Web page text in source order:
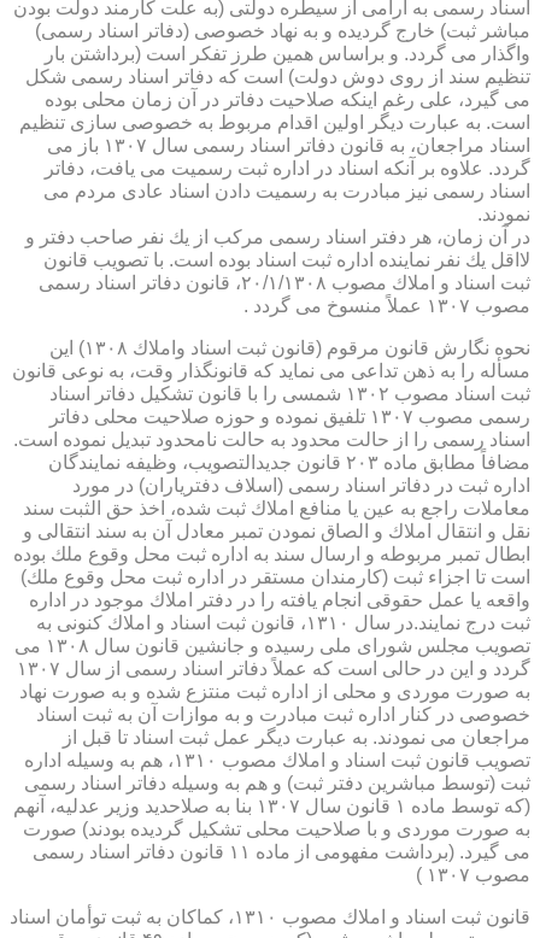
اسناد رسمی به آرامی از سیطره دولتی (به علت كارمند دولت بودن
مباشر ثبت) خارج گردیده و به نهاد خصوصی (دفاتر اسناد رسمی)
واگذار می گردد. و براساس همین طرز تفكر است (برداشتن بار
تنظیم سند از روی دوش دولت) است كه دفاتر اسناد رسمی شكل
می گیرد، علی رغم اینكه صلاحیت دفاتر در آن زمان محلی بوده
است. به عبارت دیگر اولین اقدام مربوط به خصوصی سازی تنظیم
اسناد مراجعان، به قانون دفاتر اسناد رسمی سال ۱۳۰۷ باز می
گردد. علاوه بر آنكه اسناد در اداره ثبت رسمیت می یافت، دفاتر
اسناد رسمی نیز مبادرت به رسمیت دادن اسناد عادی مردم می
نمودند.
در آن زمان، هر دفتر اسناد رسمی مركب از یك نفر صاحب دفتر و
لااقل یك نفر نماینده اداره ثبت اسناد بوده است. با تصویب قانون
ثبت اسناد و املاك مصوب ۲۰/۱/۱۳۰۸، قانون دفاتر اسناد رسمی
مصوب ۱۳۰۷ عملاً منسوخ می گردد .
نحوه نگارش قانون مرقوم (قانون ثبت اسناد واملاك ۱۳۰۸) این
مسأله را به ذهن تداعی می نماید كه قانونگذار وقت، به نوعی قانون
ثبت اسناد مصوب ۱۳۰۲ شمسی را با قانون تشكیل دفاتر اسناد
رسمی مصوب ۱۳۰۷ تلفیق نموده و حوزه صلاحیت محلی دفاتر
اسناد رسمی را از حالت محدود به حالت نامحدود تبدیل نموده است.
مضافاً مطابق ماده ۲۰۳ قانون جدیدالتصویب، وظیفه نمایندگان
اداره ثبت در دفاتر اسناد رسمی (اسلاف دفتریاران) در مورد
معاملات راجع به عین یا منافع املاك ثبت شده، اخذ حق الثبت سند
نقل و انتقال املاك و الصاق نمودن تمبر معادل آن به سند انتقالی و
ابطال تمبر مربوطه و ارسال سند به اداره ثبت محل وقوع ملك بوده
است تا اجزاء ثبت (كارمندان مستقر در اداره ثبت محل وقوع ملك)
واقعه یا عمل حقوقی انجام یافته را در دفتر املاك موجود در اداره
ثبت درج نمایند.در سال ۱۳۱۰، قانون ثبت اسناد و املاك كنونی به
تصویب مجلس شورای ملی رسیده و جانشین قانون سال ۱۳۰۸ می
گردد و این در حالی است كه عملاً دفاتر اسناد رسمی از سال ۱۳۰۷
به صورت موردی و محلی از اداره ثبت منتزع شده و به صورت نهاد
خصوصی در كنار اداره ثبت مبادرت و به موازات آن به ثبت اسناد
مراجعان می نمودند. به عبارت دیگر عمل ثبت اسناد تا قبل از
تصویب قانون ثبت اسناد و املاك مصوب ۱۳۱۰، هم به وسیله اداره
ثبت (توسط مباشرین دفتر ثبت) و هم به وسیله دفاتر اسناد رسمی
(كه توسط ماده ۱ قانون سال ۱۳۰۷ بنا به صلاحدید وزیر عدلیه، آنهم
به صورت موردی و با صلاحیت محلی تشكیل گردیده بودند) صورت
می گیرد. (برداشت مفهومی از ماده ۱۱ قانون دفاتر اسناد رسمی
مصوب ۱۳۰۷ )
قانون ثبت اسناد و املاك مصوب ۱۳۱۰، كماكان به ثبت توأمان اسناد